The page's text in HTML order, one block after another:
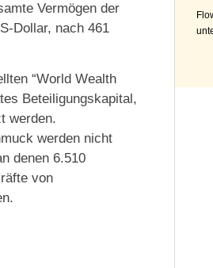
Vermögen der
Dollar, nach 461
“World Wealth
Beteiligungskapital,
werden.
werden nicht
denen 6.510
von